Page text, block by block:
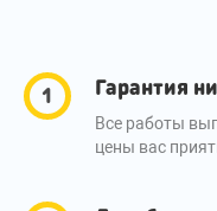
Гарантия
Все работы
цены вас